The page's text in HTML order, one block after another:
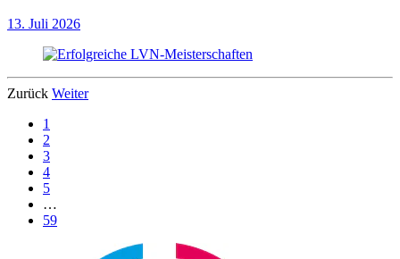
13. Juli 2026
Zurück Weiter
1
2
3
4
5
…
59